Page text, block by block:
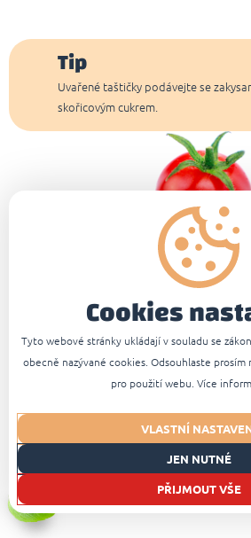
Tip
Uvařené taštičky podávejte se
skořicovým cukrem.
Návod na přípravu
Zmrazené taštičky vložte
vařící vody a občas
hladinu,vařte ještě 2 -
varu.
Uvařené taštičky opatrně
z vody a nechte je před
1 minutu odstát.
Cookies
Tyto webové stránky ukládají v souladu se
obecně nazývané cookies. Odsouhlaste prosím
pro použití webu. Více
VLASTNÍ
JEN NUTNÉ
PŘIJMOUT VŠE